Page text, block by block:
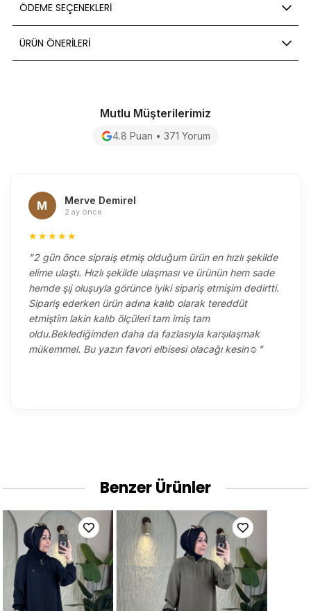
ÖDEME SEÇENEKLERI
ÜRÜN ÖNERILERI
Mutlu Müşterilerimiz
4.8 Puan • 371 Yorum
M Merve Demirel
2 ay önce
★★★★★
"2 gün önce sipraiş etmiş olduğum ürün en hızlı şekilde
elime ulaştı. Hızlı şekilde ulaşması ve ürünün hem sade
hemde şıj oluşuyla görünce iyiki sipariş etmişim dedirtti.
Sipariş ederken ürün adına kalıb olarak tereddüt
etmiştim lakin kalıb ölçüleri tam imiş tam
oldu.Beklediğimden daha da fazlasıyla karşılaşmak
mükemmel. Bu yazın favori elbisesi olacağı kesin☺️"
Benzer Ürünler